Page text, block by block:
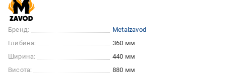
Бренд:
Metalzavod
Глибина:
360 мм
Ширина:
440 мм
Висота:
880 мм